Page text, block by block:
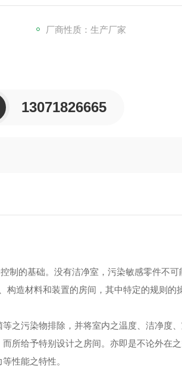
厂商性质：生产厂家
13071826665
制的基础。没有洁净室，污染敏感零件不可
造材料和装置的房间，其中特定的规则的
污染物排除，并将室内之温度、洁净度、
所给予特别设计之房间。亦即是不论外在
性能之特性。